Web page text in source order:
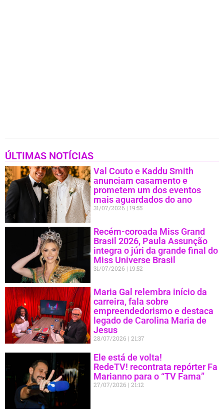
ÚLTIMAS NOTÍCIAS
Val Couto e Kaddu Smith
anunciam casamento e
prometem um dos eventos
mais aguardados do ano
31/07/2026 19:55
Recém-coroada Miss Grand
Brasil 2026, Paula Assunção
integra o júri da grande final do
Miss Universe Brasil
31/07/2026 19:52
Maria Gal relembra início da
carreira, fala sobre
empreendedorismo e destaca
legado de Carolina Maria de
Jesus
28/07/2026 21:37
Ele está de volta!
RedeTV! recontrata repórter Fa
Marianno para o “TV Fama”
27/07/2026 21:12